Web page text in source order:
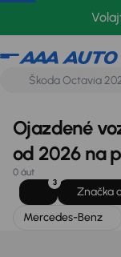
Mercedes-Benz
Ojazdené
od 2026 na
0 áut
3
Značka
Mercedes-Benz